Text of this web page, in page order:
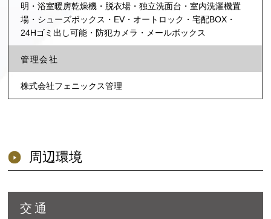
明・浴室暖房乾燥機・脱衣場・独立洗面台・室内洗濯機置
場・シューズボックス・EV・オートロック・宅配BOX・
24Hゴミ出し可能・防犯カメラ・メールボックス
管理会社
株式会社フェニックス管理
周辺環境
交通